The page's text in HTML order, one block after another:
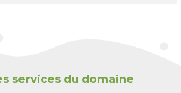
services du domaine